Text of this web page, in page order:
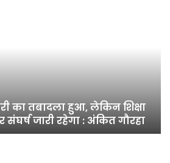
का तबादला हुआ, लेकिन शिक्षा
संघर्ष जारी रहेगा : अंकित गौरहा